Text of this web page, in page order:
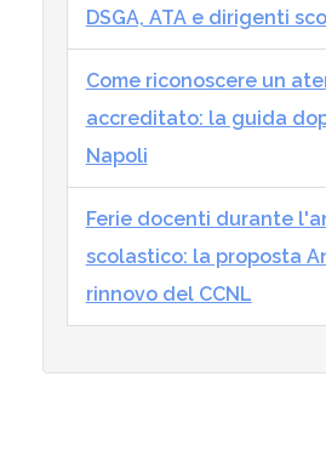
DSGA, ATA e dirigenti
Come riconoscere un
accreditato: la guida
Napoli
Ferie docenti durante
scolastico: la proposta
rinnovo del CCNL